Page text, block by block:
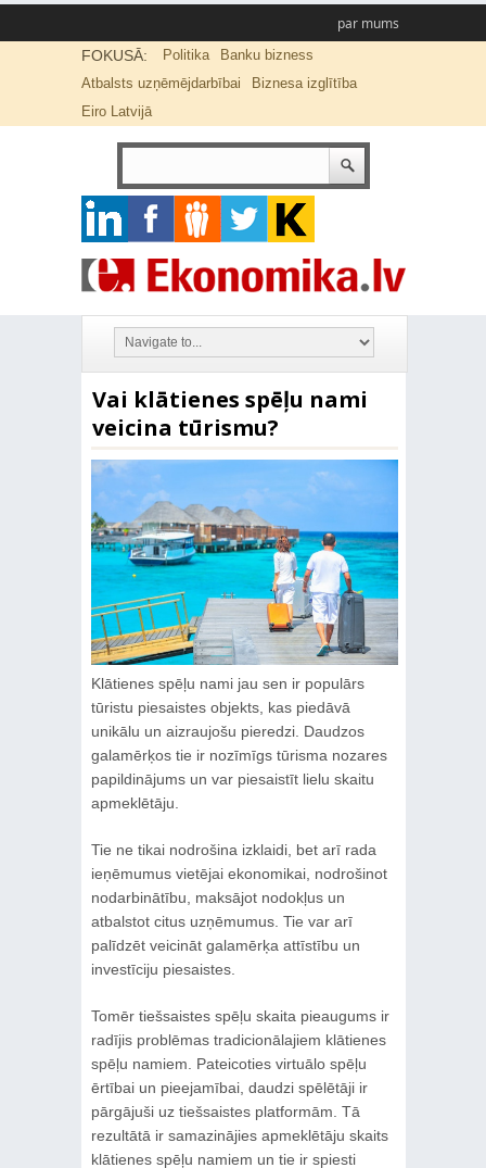
par mums
FOKUSĀ: Politika
Banku bizness
Atbalsts uzņēmējdarbībai
Biznesa izglītība
Eiro Latvijā
Vai klātienes spēļu nami
veicina tūrismu?
Klātienes spēļu nami jau sen ir populārs
tūristu piesaistes objekts, kas piedāvā
unikālu un aizraujošu pieredzi. Daudzos
galamērķos tie ir nozīmīgs tūrisma nozares
papildinājums un var piesaistīt lielu skaitu
apmeklētāju.
Tie ne tikai nodrošina izklaidi, bet arī rada
ieņēmumus vietējai ekonomikai, nodrošinot
nodarbinātību, maksājot nodokļus un
atbalstot citus uzņēmumus. Tie var arī
palīdzēt veicināt galamērķa attīstību un
investīciju piesaistes.
Tomēr tiešsaistes spēļu skaita pieaugums ir
radījis problēmas tradicionālajiem klātienes
spēļu namiem. Pateicoties virtuālo spēļu
ērtībai un pieejamībai, daudzi spēlētāji ir
pārgājuši uz tiešsaistes platformām. Tā
rezultātā ir samazinājies apmeklētāju skaits
klātienes spēļu namiem un tie ir spiesti